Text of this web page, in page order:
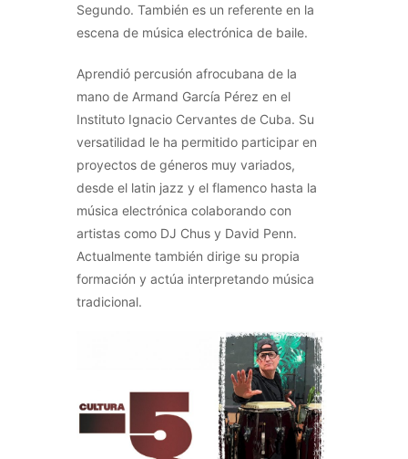
Segundo. También es un referente en la
escena de música electrónica de baile.
Aprendió percusión afrocubana de la
mano de Armand García Pérez en el
Instituto Ignacio Cervantes de Cuba. Su
versatilidad le ha permitido participar en
proyectos de géneros muy variados,
desde el latin jazz y el flamenco hasta la
música electrónica colaborando con
artistas como DJ Chus y David Penn.
Actualmente también dirige su propia
formación y actúa interpretando música
tradicional.